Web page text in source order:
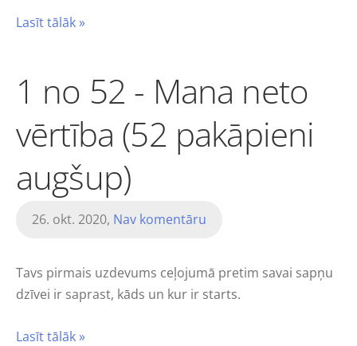
Lasīt tālāk »
1 no 52 - Mana neto
vērtība (52 pakāpieni
augšup)
26. okt. 2020, Nav komentāru
Tavs pirmais uzdevums ceļojumā pretim savai sapņu
dzīvei ir saprast, kāds un kur ir starts.
Lasīt tālāk »